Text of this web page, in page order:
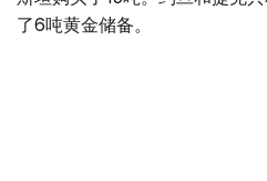
了6吨黄金储备。